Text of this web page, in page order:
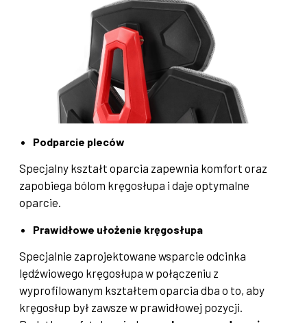
Podparcie pleców
Specjalny kształt oparcia zapewnia komfort oraz
zapobiega bólom kręgosłupa i daje optymalne
oparcie.
Prawidłowe ułożenie kręgosłupa
Specjalnie zaprojektowane wsparcie odcinka
lędźwiowego kręgosłupa w połączeniu z
wyprofilowanym kształtem oparcia dba o to, aby
kręgosłup był zawsze w prawidłowej pozycji.